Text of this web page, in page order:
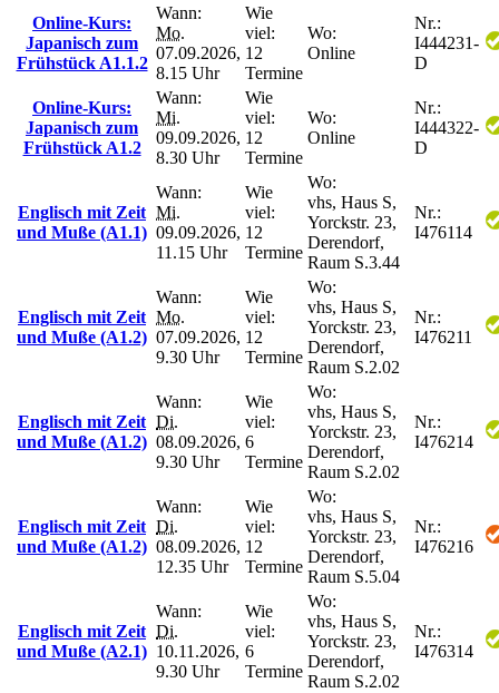
Online-Kurs:
Japanisch zum
Frühstück A1.1.2
Wann:
Mo.
07.09.2026,
8.15 Uhr
Wie
viel:
12
Termine
Wo:
Online
Nr.:
I444231-
D
Online-Kurs:
Japanisch zum
Frühstück A1.2
Wann:
Mi.
09.09.2026,
8.30 Uhr
Wie
viel:
12
Termine
Wo:
Online
Nr.:
I444322-
D
Englisch mit Zeit
und Muße (A1.1)
Wann:
Mi.
09.09.2026,
11.15 Uhr
Wie
viel:
12
Termine
Wo:
vhs, Haus S,
Yorckstr. 23,
Derendorf,
Raum S.3.44
Nr.:
I476114
Englisch mit Zeit
und Muße (A1.2)
Wann:
Mo.
07.09.2026,
9.30 Uhr
Wie
viel:
12
Termine
Wo:
vhs, Haus S,
Yorckstr. 23,
Derendorf,
Raum S.2.02
Nr.:
I476211
Englisch mit Zeit
und Muße (A1.2)
Wann:
Di.
08.09.2026,
9.30 Uhr
Wie
viel:
6
Termine
Wo:
vhs, Haus S,
Yorckstr. 23,
Derendorf,
Raum S.2.02
Nr.:
I476214
Englisch mit Zeit
und Muße (A1.2)
Wann:
Di.
08.09.2026,
12.35 Uhr
Wie
viel:
12
Termine
Wo:
vhs, Haus S,
Yorckstr. 23,
Derendorf,
Raum S.5.04
Nr.:
I476216
Englisch mit Zeit
und Muße (A2.1)
Wann:
Di.
10.11.2026,
9.30 Uhr
Wie
viel:
6
Termine
Wo:
vhs, Haus S,
Yorckstr. 23,
Derendorf,
Raum S.2.02
Nr.:
I476314